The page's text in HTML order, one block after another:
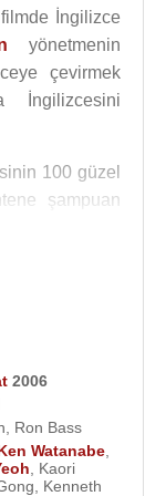
İngilizce
yönetmenin
çevirmek
İngilizcesini
100 güzel
şampuan
evlendi.
2006
Ron Bass
Watanabe
Kaori
Kenneth